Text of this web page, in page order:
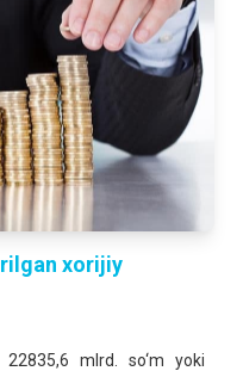
xorijiy
mlrd. so‘m yoki